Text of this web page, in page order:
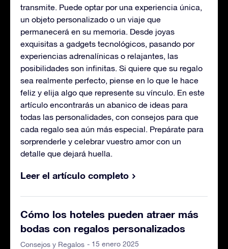
transmite. Puede optar por una experiencia única,
un objeto personalizado o un viaje que
permanecerá en su memoria. Desde joyas
exquisitas a gadgets tecnológicos, pasando por
experiencias adrenalínicas o relajantes, las
posibilidades son infinitas. Si quiere que su regalo
sea realmente perfecto, piense en lo que le hace
feliz y elija algo que represente su vínculo. En este
artículo encontrarás un abanico de ideas para
todas las personalidades, con consejos para que
cada regalo sea aún más especial. Prepárate para
sorprenderle y celebrar vuestro amor con un
detalle que dejará huella.
Leer el artículo completo
Cómo los hoteles pueden atraer más
bodas con regalos personalizados
Consejos y Regalos - 15 enero 2025